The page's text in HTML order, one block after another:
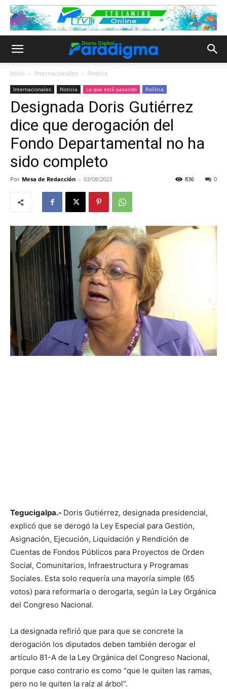
Inicio Internacionales Noticia
Internacionales Noticia Lo que está pasando Política
Designada Doris Gutiérrez
dice que derogación del
Fondo Departamental no ha
sido completo
Por Mesa de Redacción - 03/08/2023 0
836
Tegucigalpa.- Doris Gutiérrez, designada presidencial,
explicó que se derogó la Ley Especial para Gestión,
Asignación, Ejecución, Liquidación y Rendición de
Cuentas de Fondos Públicos para Proyectos de Orden
Social, Comunitarios, Infraestructura y Programas
Sociales. Esta solo requería una mayoría simple (65
votos) para reformarla o derogarla, según la Ley Orgánica
del Congreso Nacional.
La designada refirió que para que se concrete la
derogación los diputados deben también derogar el
artículo 81-A de la Ley Orgánica del Congreso Nacional,
porque caso contrario es como “que le quiten las ramas,
pero no le quiten la raíz al árbol”.